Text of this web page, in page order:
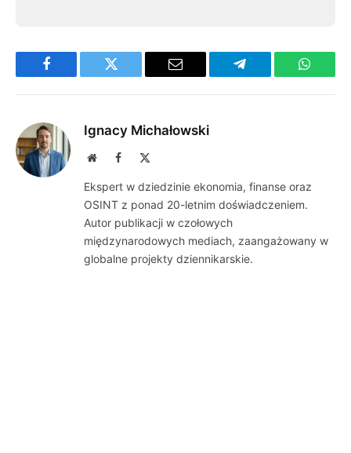
Facebook Twitter Email Telegram
Ignacy Michałowski
WebsiteFacebook
Ekspert w dziedzinie ekonomia, finanse oraz
OSINT z ponad 20-letnim doświadczeniem.
Autor publikacji w czołowych
międzynarodowych mediach, zaangażowany w
globalne projekty dziennikarskie.